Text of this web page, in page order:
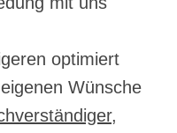
optimiert
Wünsche